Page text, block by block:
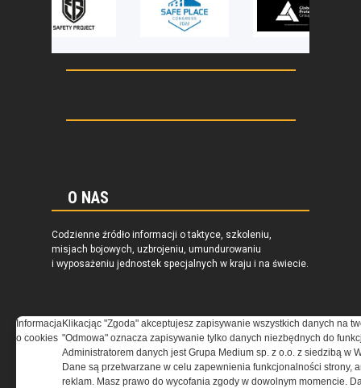
O NAS
Codzienne źródło informacji o taktyce, szkoleniu,
misjach bojowych, uzbrojeniu, umundurowaniu
i wyposażeniu jednostek specjalnych w kraju i na świecie.
REGULAMIN
Regulamin określa zasady korzystania z portalu
Informacja
o cookies
Klikacjąc "Zgoda" akceptujesz zapisywanie wszystkich danych na
"Odmowa" oznacza zapisywanie tylko danych niezbędnych do
Administratorem danych jest Grupa Medium sp. z o.o. z siedzibą w
Dane są przetwarzane w celu zapewnienia funkcjonalności strony,
reklam. Masz prawo do wycofania zgody w dowolnym momencie.